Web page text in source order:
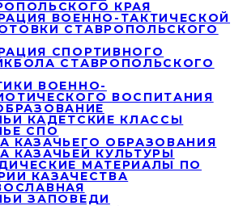
КРАЯ
ВОЕННО-ТАКТИЧЕСКОЙ
СТАВРОПОЛЬСКОГО
СПОРТИВНОГО
СТАВРОПОЛЬСКОГО
ВОЕННО-
ВОСПИТАНИЯ
КАДЕТСКИЕ КЛАССЫ
СПО
КАЗАЧЬЕГО ОБРАЗОВАНИЯ
КАЗАЧЬЕЙ КУЛЬТУРЫ
МАТЕРИАЛЫ ПО
КАЗАЧЕСТВА
ЗАПОВЕДИ